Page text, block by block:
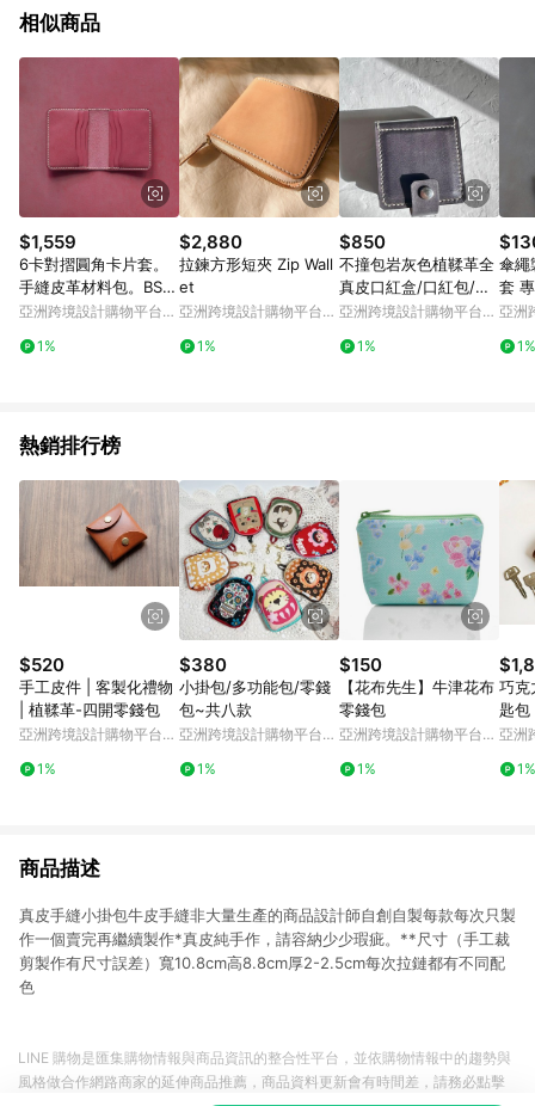
行為，不具贈點資格，部分退款不在此限。 6. APP 請更新至
貨後 45 天後發送。 8. 群眾募資商品，禮物卡，開館保證金，補
運費，攤位費等不具贈點資格。 9. LINE 購物站上之商品規格、
顏色、價位、贈品如與 Pinkoi 商品資訊頁及購物車不符，以
Pinkoi 購物商品資訊頁及購物車標示為準。 10. 點數紅包使用規
則請以點數紅包活動說明為準。 11. 若於 LINE 購物前往 Pinkoi
頁面後才首次下載 Pinkoi APP 並完成訂單，不符合導購資格；承
上，首次下載 Pinkoi APP 後，需透過 LINE 購物前往 Pinkoi 頁
面，方享導購資格。
相似商品
$1,559
6卡對摺圓角卡片套。
手縫皮革材料包。BSP
066
亞洲跨境設計購物平台
1%
$2,880
拉鍊方形短夾 Zip Wall
et
亞洲跨境設計購物平台
1%
$850
不撞包岩灰色植鞣革全
真皮口紅盒/口紅包/口
紅收納內含鏡子
亞洲跨境設計購物平台
1%
傘繩
套
亞洲
1%
熱銷排行榜
$520
手工皮件 | 客製化禮物
| 植鞣革-四開零錢包
亞洲跨境設計購物平台
1%
$380
小掛包/多功能包/零錢
包~共八款
亞洲跨境設計購物平台
1%
$150
【花布先生】牛津花布
零錢包
亞洲跨境設計購物平台
1%
巧克
匙包
A 皮
印。
亞洲
1%
商品描述
真皮手縫小掛包牛皮手縫非大量生產的商品設計師自創自製每款每次只製
作一個賣完再繼續製作*真皮純手作，請容納少少瑕疵。**尺寸（手工裁
剪製作有尺寸誤差）寬10.8cm高8.8cm厚2-2.5cm每次拉鏈都有不同配
色
LINE 購物是匯集購物情報與商品資訊的整合性平台，並依購物情報中的趨勢與
風格做合作網路商家的延伸商品推薦，商品資料更新會有時間差，請務必點擊